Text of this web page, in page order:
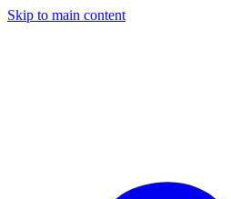
Skip to main content